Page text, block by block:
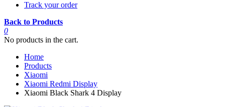
Track your order
Back to Products
0
No products in the cart.
Home
Products
Xiaomi
Xiaomi Redmi Display
Xiaomi Black Shark 4 Display